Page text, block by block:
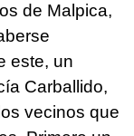
de Malpica,
este, un
Carballido,
vecinos que